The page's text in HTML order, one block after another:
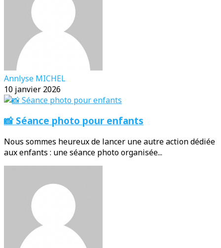
Annlyse MICHEL
10 janvier 2026
📸 Séance photo pour enfants
Nous sommes heureux de lancer une autre action dédiée
aux enfants : une séance photo organisée...